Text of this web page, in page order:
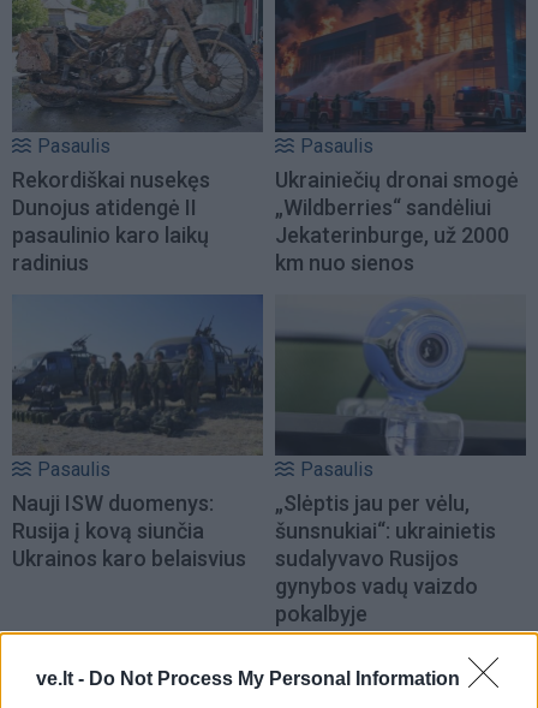
ve.lt - Do Not Process My Personal Information
Pasaulis
Rekordiškai nusekęs
Dunojus atidengė II
pasaulinio karo laikų
radinius
Pasaulis
Ukrainiečių dronai smogė
„Wildberries“ sandėliui
Jekaterinburge, už 2000
km nuo sienos
Pasaulis
Nauji ISW duomenys:
Rusija į kovą siunčia
Ukrainos karo belaisvius
Pasaulis
„Slėptis jau per vėlu,
šunsnukiai“: ukrainietis
sudalyvavo Rusijos
gynybos vadų vaizdo
pokalbyje